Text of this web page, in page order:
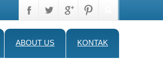
ABOUT US KONTAK